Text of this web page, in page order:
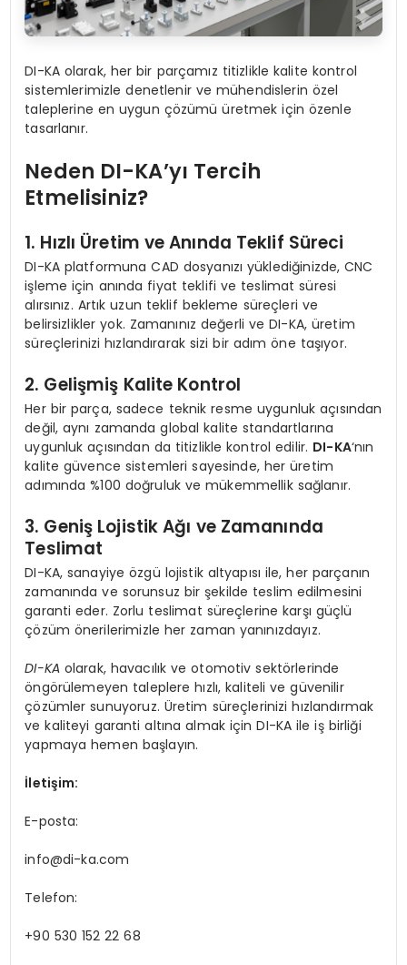
DI-KA olarak, her bir parçamız titizlikle kalite kontrol
sistemlerimizle denetlenir ve mühendislerin özel
taleplerine en uygun çözümü üretmek için özenle
tasarlanır.
Neden DI-KA’yı Tercih
Etmelisiniz?
1. Hızlı Üretim ve Anında Teklif Süreci
DI-KA platformuna CAD dosyanızı yüklediğinizde, CNC
işleme için anında fiyat teklifi ve teslimat süresi
alırsınız. Artık uzun teklif bekleme süreçleri ve
belirsizlikler yok. Zamanınız değerli ve DI-KA, üretim
süreçlerinizi hızlandırarak sizi bir adım öne taşıyor.
2. Gelişmiş Kalite Kontrol
Her bir parça, sadece teknik resme uygunluk açısından
değil, aynı zamanda global kalite standartlarına
uygunluk açısından da titizlikle kontrol edilir. DI-KA‘nın
kalite güvence sistemleri sayesinde, her üretim
adımında %100 doğruluk ve mükemmellik sağlanır.
3. Geniş Lojistik Ağı ve Zamanında
Teslimat
DI-KA, sanayiye özgü lojistik altyapısı ile, her parçanın
zamanında ve sorunsuz bir şekilde teslim edilmesini
garanti eder. Zorlu teslimat süreçlerine karşı güçlü
çözüm önerilerimizle her zaman yanınızdayız.
DI-KAolarak, havacılık ve otomotiv sektörlerinde
öngörülemeyen taleplere hızlı, kaliteli ve güvenilir
çözümler sunuyoruz. Üretim süreçlerinizi hızlandırmak
ve kaliteyi garanti altına almak için DI-KA ile iş birliği
yapmaya hemen başlayın.
İletişim:
E-posta:
info@di-ka.com
Telefon:
+90 530 152 22 68